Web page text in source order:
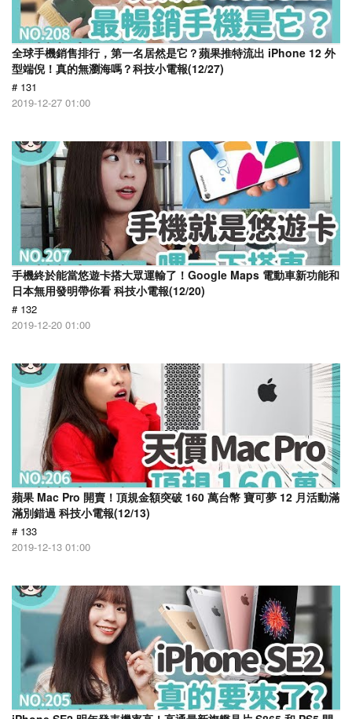
全球手機銷售排行，第一名居然是它？蘋果推特流出 iPhone 12 外
型端倪！真的無瀏海嗎？科技小電報(12/27)
# 131
2019-12-27 01:00
手機終於能當悠遊卡搭大眾運輸了！Google Maps 電動車新功能和
日本無用發明帶你看 科技小電報(12/20)
# 132
2019-12-20 01:00
蘋果 Mac Pro 開賣！頂規金額突破 160 萬台幣 寶可夢 12 月活動滿
滿別錯過 科技小電報(12/13)
# 133
2019-12-13 01:00